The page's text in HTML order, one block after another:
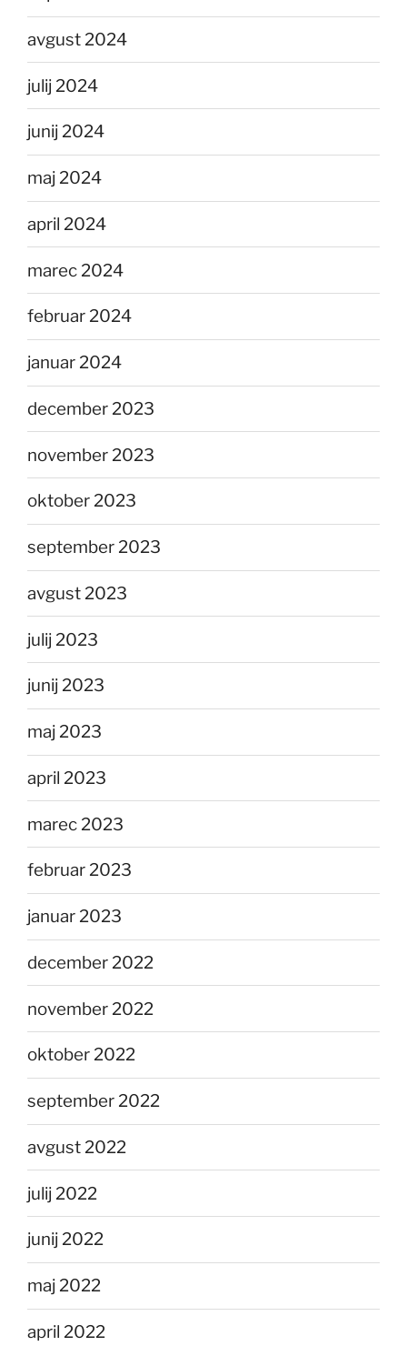
avgust 2024
julij 2024
junij 2024
maj 2024
april 2024
marec 2024
februar 2024
januar 2024
december 2023
november 2023
oktober 2023
september 2023
avgust 2023
julij 2023
junij 2023
maj 2023
april 2023
marec 2023
februar 2023
januar 2023
december 2022
november 2022
oktober 2022
september 2022
avgust 2022
julij 2022
junij 2022
maj 2022
april 2022